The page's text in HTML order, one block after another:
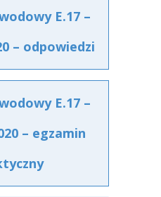
E.17 –
– odpowiedzi
E.17 –
– egzamin